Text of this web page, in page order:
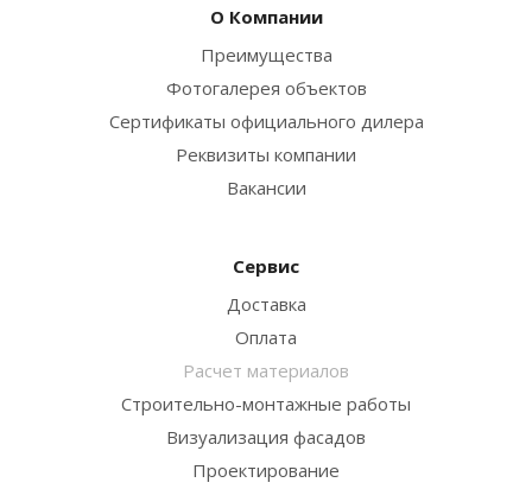
О Компании
Преимущества
Фотогалерея объектов
Сертификаты официального дилера
Реквизиты компании
Вакансии
Сервис
Доставка
Оплата
Расчет материалов
Строительно-монтажные работы
Визуализация фасадов
Проектирование